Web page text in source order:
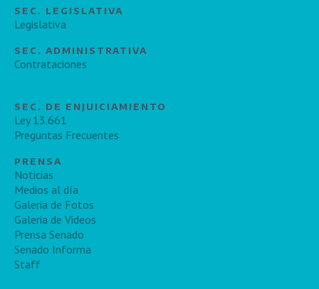
SEC. LEGISLATIVA
Legislativa
SEC. ADMINISTRATIVA
Contrataciones
SEC. DE ENJUICIAMIENTO
Ley 13.661
Preguntas Frecuentes
PRENSA
Noticias
Medios al día
Galeria de Fotos
Galeria de Videos
Prensa Senado
Senado Informa
Staff